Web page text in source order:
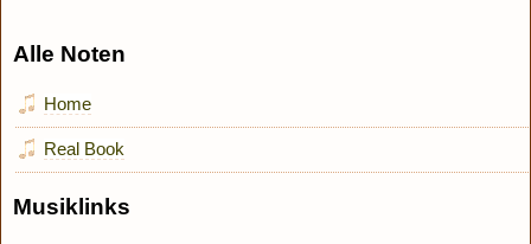
Alle Noten
Home
Real Book
Musiklinks